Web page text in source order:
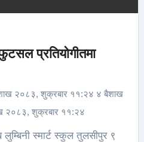
प्रतियोगीतमा
२०८३, शुक्रबार ११:२४ ४ बैशाख
२०८३, शुक्रबार ११:२४